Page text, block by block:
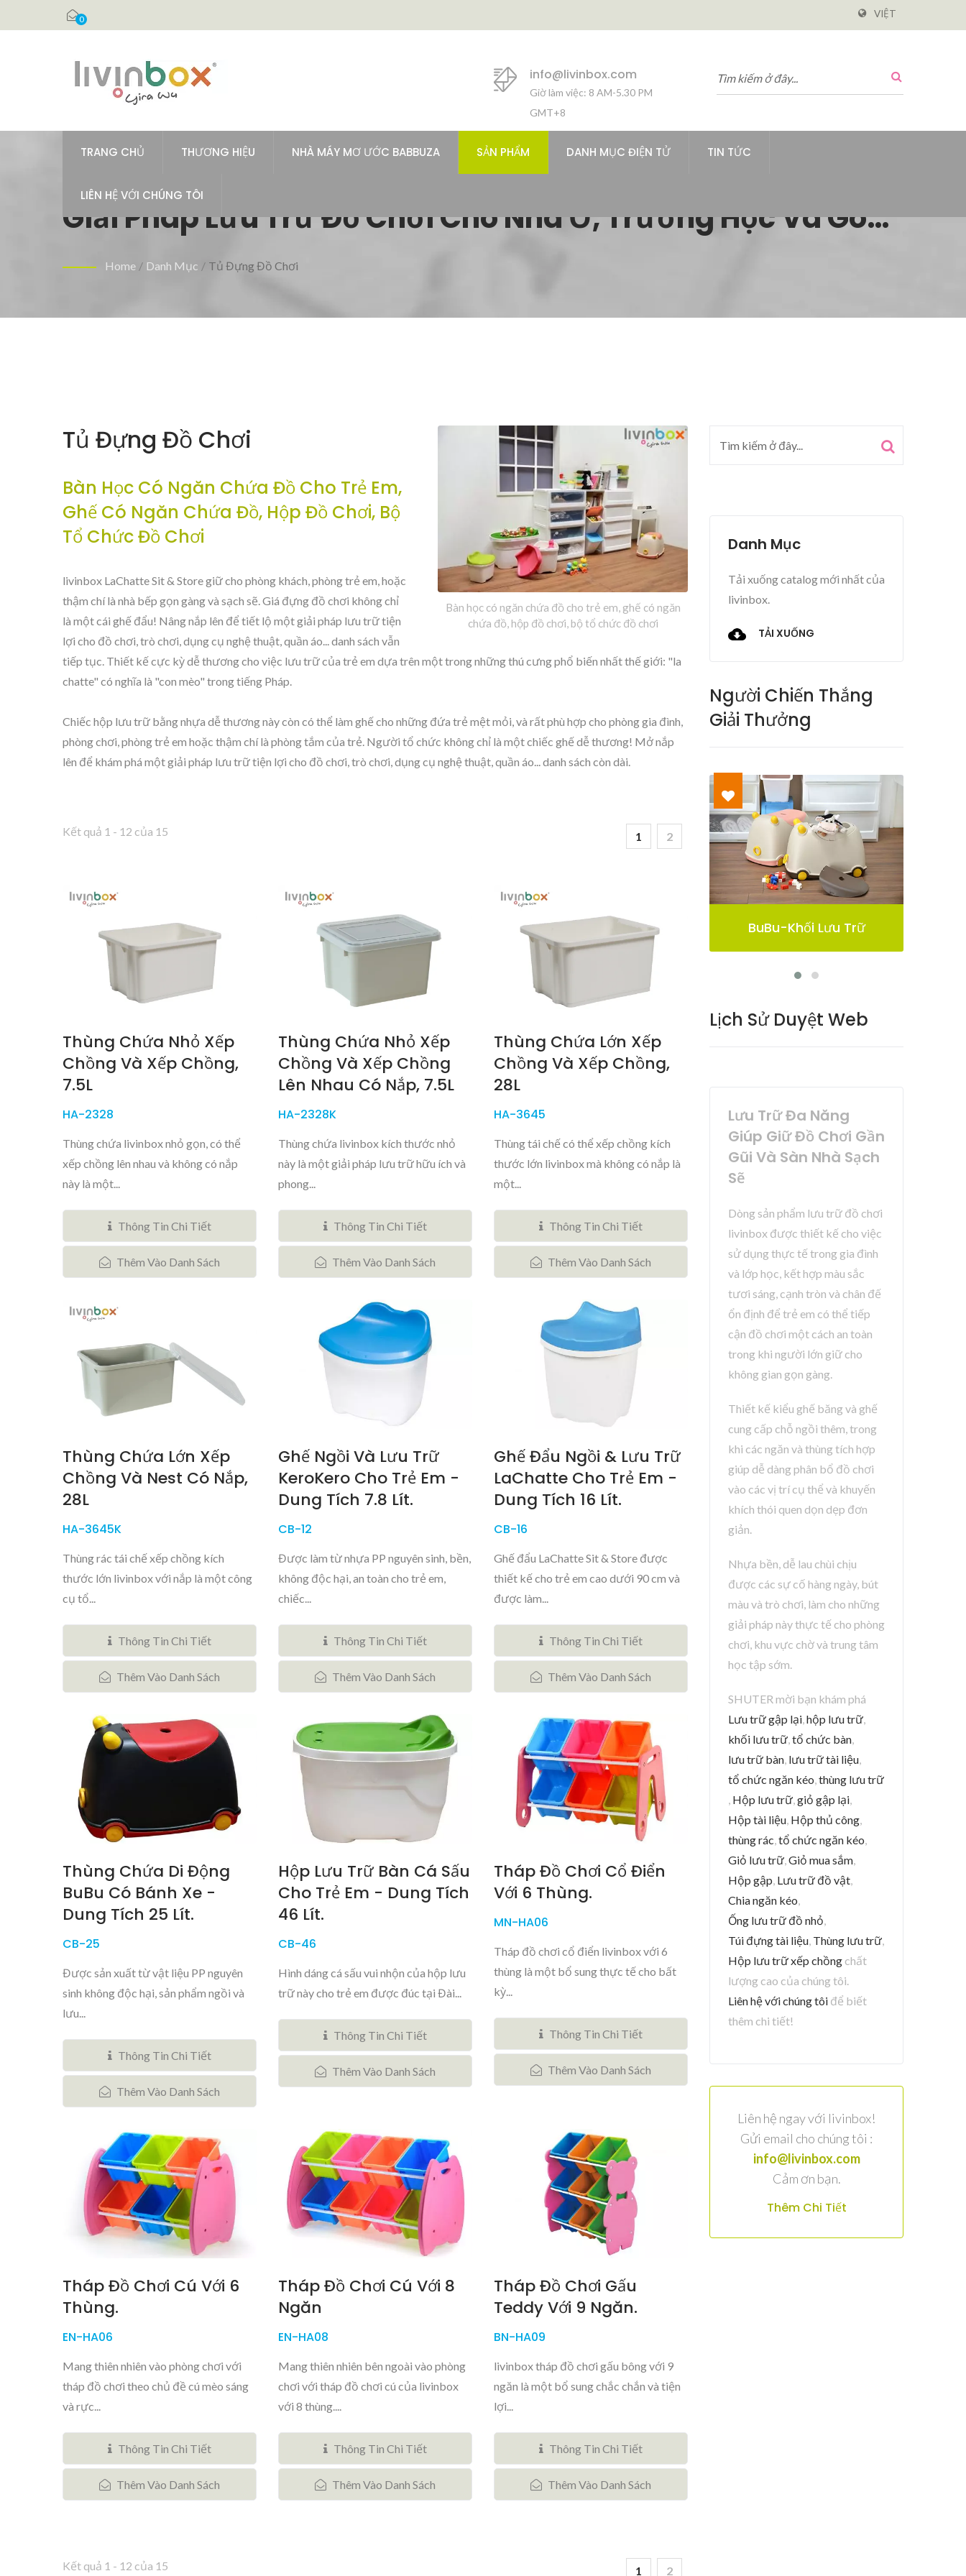
0 VIỆT
info@livinbox.com
Giờ làm việc: 8 AM-5.30 PM
GMT+8
TRANG CHỦ THƯƠNG HIỆU NHÀ MÁY MƠ ƯỚC BABBUZA SẢN PHẨM DANH MỤC ĐIỆN TỬ TIN TỨC
LIÊN HỆ VỚI CHÚNG TÔI
Giải Pháp Lưu Trữ Đồ Chơi Cho Nhà Ở, Trường Học Và Góc
Chơi
Home / Danh Mục / Tủ Đựng Đồ Chơi
Bàn học có ngăn chứa đồ cho trẻ em, ghế có ngăn
chứa đồ, hộp đồ chơi, bộ tổ chức đồ chơi
Tủ Đựng Đồ Chơi
Bàn Học Có Ngăn Chứa Đồ Cho Trẻ Em,
Ghế Có Ngăn Chứa Đồ, Hộp Đồ Chơi, Bộ
Tổ Chức Đồ Chơi
livinbox LaChatte Sit & Store giữ cho phòng khách, phòng trẻ em, hoặc
thậm chí là nhà bếp gọn gàng và sạch sẽ. Giá đựng đồ chơi không chỉ
là một cái ghế đẩu! Nâng nắp lên để tiết lộ một giải pháp lưu trữ tiện
lợi cho đồ chơi, trò chơi, dụng cụ nghệ thuật, quần áo... danh sách vẫn
tiếp tục. Thiết kế cực kỳ dễ thương cho việc lưu trữ của trẻ em dựa trên một trong những thú cưng phổ biến nhất thế giới: "la
chatte" có nghĩa là "con mèo" trong tiếng Pháp.
Chiếc hộp lưu trữ bằng nhựa dễ thương này còn có thể làm ghế cho những đứa trẻ mệt mỏi, và rất phù hợp cho phòng gia đình,
phòng chơi, phòng trẻ em hoặc thậm chí là phòng tắm của trẻ. Người tổ chức không chỉ là một chiếc ghế dễ thương! Mở nắp
lên để khám phá một giải pháp lưu trữ tiện lợi cho đồ chơi, trò chơi, dụng cụ nghệ thuật, quần áo... danh sách còn dài.
Kết quả 1 - 12 của 15 1 2
Thùng Chứa Nhỏ Xếp
Chồng Và Xếp Chồng,
7.5L
HA-2328
Thùng chứa livinbox nhỏ gọn, có thể
xếp chồng lên nhau và không có nắp
này là một...
Thông Tin Chi Tiết
Thêm Vào Danh Sách
Thùng Chứa Nhỏ Xếp
Chồng Và Xếp Chồng
Lên Nhau Có Nắp, 7.5L
HA-2328K
Thùng chứa livinbox kích thước nhỏ
này là một giải pháp lưu trữ hữu ích và
phong...
Thông Tin Chi Tiết
Thêm Vào Danh Sách
Thùng Chứa Lớn Xếp
Chồng Và Xếp Chồng,
28L
HA-3645
Thùng tái chế có thể xếp chồng kích
thước lớn livinbox mà không có nắp là
một...
Thông Tin Chi Tiết
Thêm Vào Danh Sách
Thùng Chứa Lớn Xếp
Chồng Và Nest Có Nắp,
28L
HA-3645K
Thùng rác tái chế xếp chồng kích
thước lớn livinbox với nắp là một công
cụ tổ...
Thông Tin Chi Tiết
Thêm Vào Danh Sách
Ghế Ngồi Và Lưu Trữ
KeroKero Cho Trẻ Em -
Dung Tích 7.8 Lít.
CB-12
Được làm từ nhựa PP nguyên sinh, bền,
không độc hại, an toàn cho trẻ em,
chiếc...
Thông Tin Chi Tiết
Thêm Vào Danh Sách
Ghế Đẩu Ngồi & Lưu Trữ
LaChatte Cho Trẻ Em -
Dung Tích 16 Lít.
CB-16
Ghế đẩu LaChatte Sit & Store được
thiết kế cho trẻ em cao dưới 90 cm và
được làm...
Thông Tin Chi Tiết
Thêm Vào Danh Sách
Thùng Chứa Di Động
BuBu Có Bánh Xe -
Dung Tích 25 Lít.
CB-25
Được sản xuất từ vật liệu PP nguyên
sinh không độc hại, sản phẩm ngồi và
lưu...
Thông Tin Chi Tiết
Thêm Vào Danh Sách
Hộp Lưu Trữ Bàn Cá Sấu
Cho Trẻ Em - Dung Tích
46 Lít.
CB-46
Hình dáng cá sấu vui nhộn của hộp lưu
trữ này cho trẻ em được đúc tại Đài...
Thông Tin Chi Tiết
Thêm Vào Danh Sách
Tháp Đồ Chơi Cổ Điển
Với 6 Thùng.
MN-HA06
Tháp đồ chơi cổ điển livinbox với 6
thùng là một bổ sung thực tế cho bất
kỳ...
Thông Tin Chi Tiết
Thêm Vào Danh Sách
Tháp Đồ Chơi Cú Với 6
Thùng.
EN-HA06
Mang thiên nhiên vào phòng chơi với
tháp đồ chơi theo chủ đề cú mèo sáng
và rực...
Thông Tin Chi Tiết
Thêm Vào Danh Sách
Tháp Đồ Chơi Cú Với 8
Ngăn
EN-HA08
Mang thiên nhiên bên ngoài vào phòng
chơi với tháp đồ chơi cú của livinbox
với 8 thùng....
Thông Tin Chi Tiết
Thêm Vào Danh Sách
Tháp Đồ Chơi Gấu
Teddy Với 9 Ngăn.
BN-HA09
livinbox tháp đồ chơi gấu bông với 9
ngăn là một bổ sung chắc chắn và tiện
lợi...
Thông Tin Chi Tiết
Thêm Vào Danh Sách
Kết quả 1 - 12 của 15 1 2
Danh Mục
Tải xuống catalog mới nhất của
livinbox.
TẢI XUỐNG
Người Chiến Thắng
Giải Thưởng
BuBu-Khối Lưu Trữ Thùng Lưu Trữ Pelican BuBu-Khối Lưu Trữ Thùng Lưu Trữ Pelican
Lịch Sử Duyệt Web
Lưu Trữ Đa Năng
Giúp Giữ Đồ Chơi Gần
Gũi Và Sàn Nhà Sạch
Sẽ
Dòng sản phẩm lưu trữ đồ chơi
livinbox được thiết kế cho việc
sử dụng thực tế trong gia đình
và lớp học, kết hợp màu sắc
tươi sáng, cạnh tròn và chân đế
ổn định để trẻ em có thể tiếp
cận đồ chơi một cách an toàn
trong khi người lớn giữ cho
không gian gọn gàng.
Thiết kế kiểu ghế băng và ghế
cung cấp chỗ ngồi thêm, trong
khi các ngăn và thùng tích hợp
giúp dễ dàng phân bổ đồ chơi
vào các vị trí cụ thể và khuyến
khích thói quen dọn dẹp đơn
giản.
Nhựa bền, dễ lau chùi chịu
được các sự cố hàng ngày, bút
màu và trò chơi, làm cho những
giải pháp này thực tế cho phòng
chơi, khu vực chờ và trung tâm
học tập sớm.
SHUTER mời bạn khám phá
Lưu trữ gập lại,hộp lưu trữ,
khối lưu trữ,tổ chức bàn,
lưu trữ bàn, lưu trữ tài liệu,
tổ chức ngăn kéo,thùng lưu trữ
, Hộp lưu trữ,giỏ gập lại,
Hộp tài liệu, Hộp thủ công,
thùng rác,tổ chức ngăn kéo,
Giỏ lưu trữ,Giỏ mua sắm,
Hộp gập, Lưu trữ đồ vật,
Chia ngăn kéo,
Ống lưu trữ đồ nhỏ,
Túi đựng tài liệu, Thùng lưu trữ,
Hộp lưu trữ xếp chồng chất
lượng cao của chúng tôi.
Liên hệ với chúng tôi để biết
thêm chi tiết!
Liên hệ ngay với livinbox!
Gửi email cho chúng tôi :
info@livinbox.com
Cảm ơn bạn.
Thêm Chi Tiết